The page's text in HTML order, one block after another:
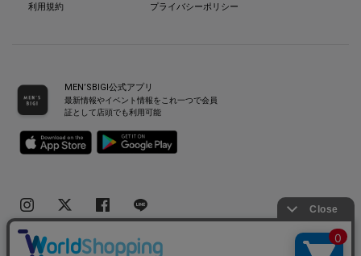
利用規約
プライバシーポリシー
MEN’SBIGI公式アプリ
最新情報やイベント情報をこれ一つで会員
証として店頭でも利用可能
Copyright(C) Bigi Co.,Ltd.All Rights Reserved.